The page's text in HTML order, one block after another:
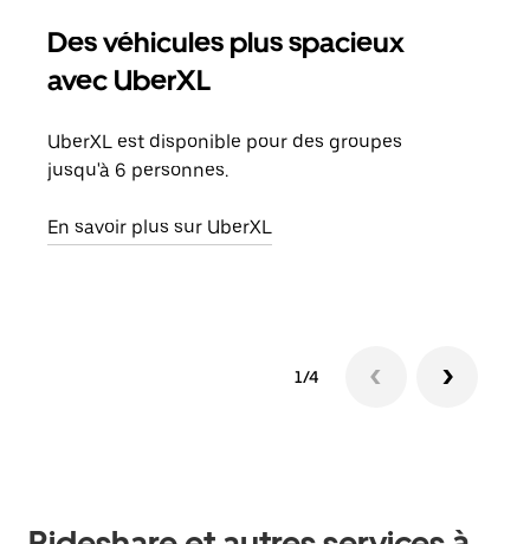
Des véhicules plus spacieux
avec UberXL
UberXL est disponible pour des groupes
jusqu'à 6 personnes.
En savoir plus sur UberXL
1/4